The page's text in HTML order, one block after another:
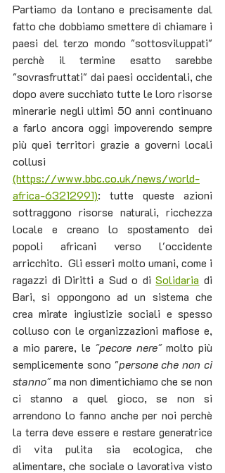
Partiamo da lontano e precisamente dal
fatto che dobbiamo smettere di chiamare i
paesi del terzo mondo "sottosviluppati"
perchè il termine esatto sarebbe
"sovrasfruttati" dai paesi occidentali, che
dopo avere succhiato tutte le loro risorse
minerarie negli ultimi 50 anni continuano
a farlo ancora oggi impoverendo sempre
più quei territori grazie a governi locali
(https://www.bbc.co.uk/news/world-
africa-63212991): tutte queste azioni
sottraggono risorse naturali, ricchezza
locale e creano lo spostamento dei
popoli africani verso l'occidente
arricchito.  Gli esseri molto umani, come i
ragazzi di Diritti a Sud o di Solidaria di
Bari, si oppongono ad un sistema che
crea mirate ingiustizie sociali e spesso
colluso con le organizzazioni mafiose e,
a mio parere, le "pecore nere" molto più
semplicemente sono "persone che non ci
stanno" ma non dimentichiamo che se non
ci stanno a quel gioco, se non si
arrendono lo fanno anche per noi perchè
la terra deve essere e restare generatrice
di vita pulita sia ecologica, che
alimentare, che sociale o lavorativa visto